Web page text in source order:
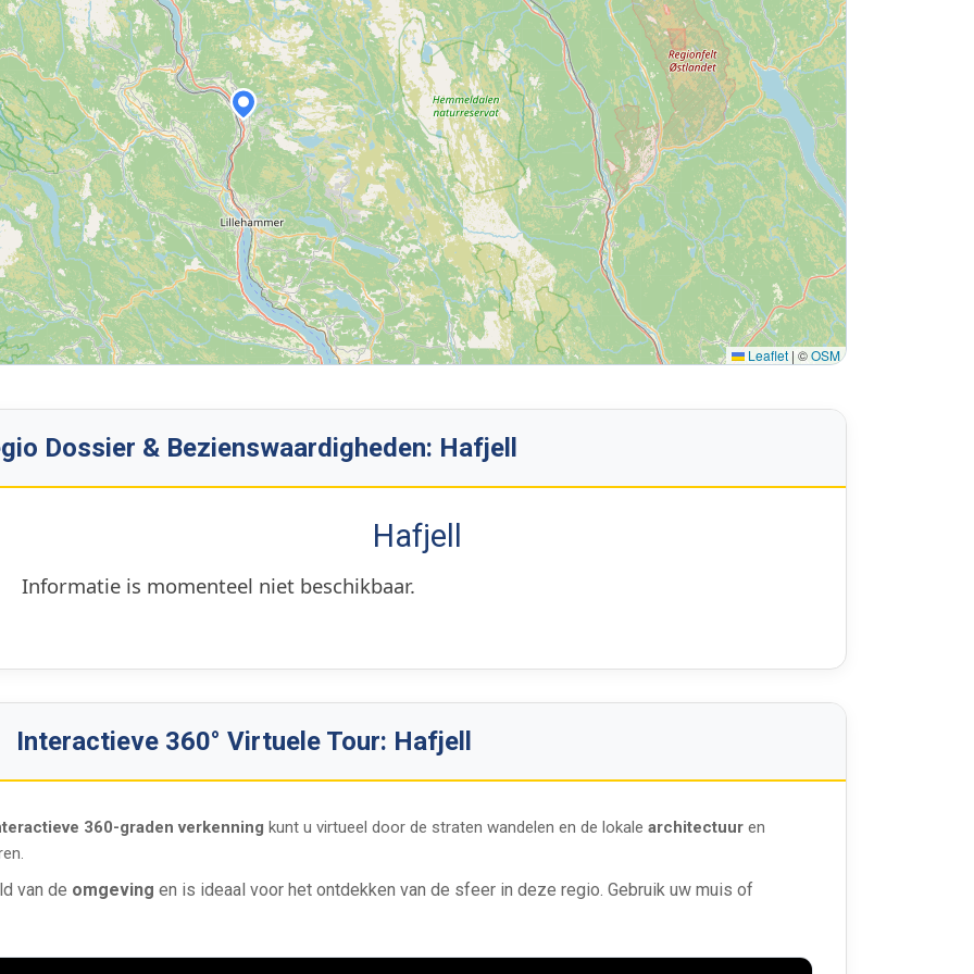
Leaflet | ©OSM
Dossier & Bezienswaardigheden: Hafjell
Hafjell
Informatie is momenteel niet beschikbaar.
Interactieve 360° Virtuele Tour: Hafjell
360-graden verkenning kunt u virtueel door de straten wandelen en de lokale architectuur en
van de omgeving en is ideaal voor het ontdekken van de sfeer in deze regio. Gebruik uw muis of